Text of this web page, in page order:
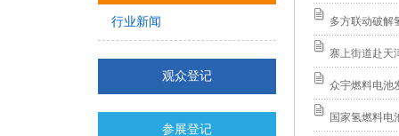
行业新闻
观众登记
参展登记
多方联动破解
寨上街道赴天
众宇燃料电池
国家氢燃料电